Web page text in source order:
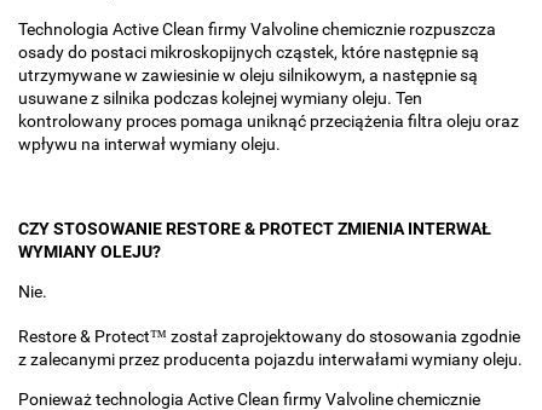
Technologia Active Clean firmy Valvoline chemicznie rozpuszcza
osady do postaci mikroskopijnych cząstek, które następnie są
utrzymywane w zawiesinie w oleju silnikowym, a następnie są
usuwane z silnika podczas kolejnej wymiany oleju. Ten
kontrolowany proces pomaga uniknąć przeciążenia filtra oleju oraz
wpływu na interwał wymiany oleju.
CZY STOSOWANIE RESTORE & PROTECT ZMIENIA INTERWAŁ
WYMIANY OLEJU?
Nie.
Restore & Protect™ został zaprojektowany do stosowania zgodnie
z zalecanymi przez producenta pojazdu interwałami wymiany oleju.
Ponieważ technologia Active Clean firmy Valvoline chemicznie